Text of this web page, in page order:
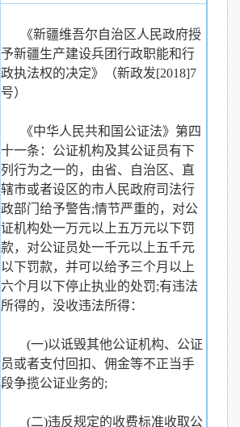
《新疆维吾尔自治区人民政府授
予新疆生产建设兵团行政职能和行
政执法权的决定》（新政发[2018]7
号）
《中华人民共和国公证法》第四
十一条：公证机构及其公证员有下
列行为之一的，由省、自治区、直
辖市或者设区的市人民政府司法行
政部门给予警告;情节严重的，对公
证机构处一万元以上五万元以下罚
款，对公证员处一千元以上五千元
以下罚款，并可以给予三个月以上
六个月以下停止执业的处罚;有违法
所得的，没收违法所得：
(一)以诋毁其他公证机构、公证
员或者支付回扣、佣金等不正当手
段争揽公证业务的;
(二)违反规定的收费标准收取公